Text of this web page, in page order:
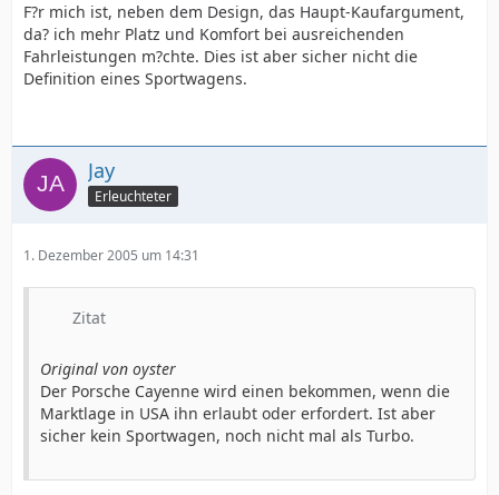
F?r mich ist, neben dem Design, das Haupt-Kaufargument,
da? ich mehr Platz und Komfort bei ausreichenden
Fahrleistungen m?chte. Dies ist aber sicher nicht die
Definition eines Sportwagens.
Jay
Erleuchteter
1. Dezember 2005 um 14:31
Zitat
Original von oyster
Der Porsche Cayenne wird einen bekommen, wenn die
Marktlage in USA ihn erlaubt oder erfordert. Ist aber
sicher kein Sportwagen, noch nicht mal als Turbo.